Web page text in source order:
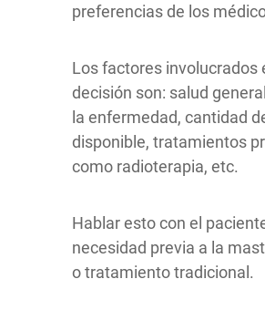
preferencias de los
Los factores involucrados
decisión son: salud
la enfermedad, cantidad
disponible, tratamientos
como radioterapia, etc.
Hablar esto con el
necesidad previa a la
o tratamiento tradicional.